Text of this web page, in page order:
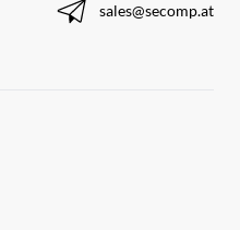
sales@secomp.at